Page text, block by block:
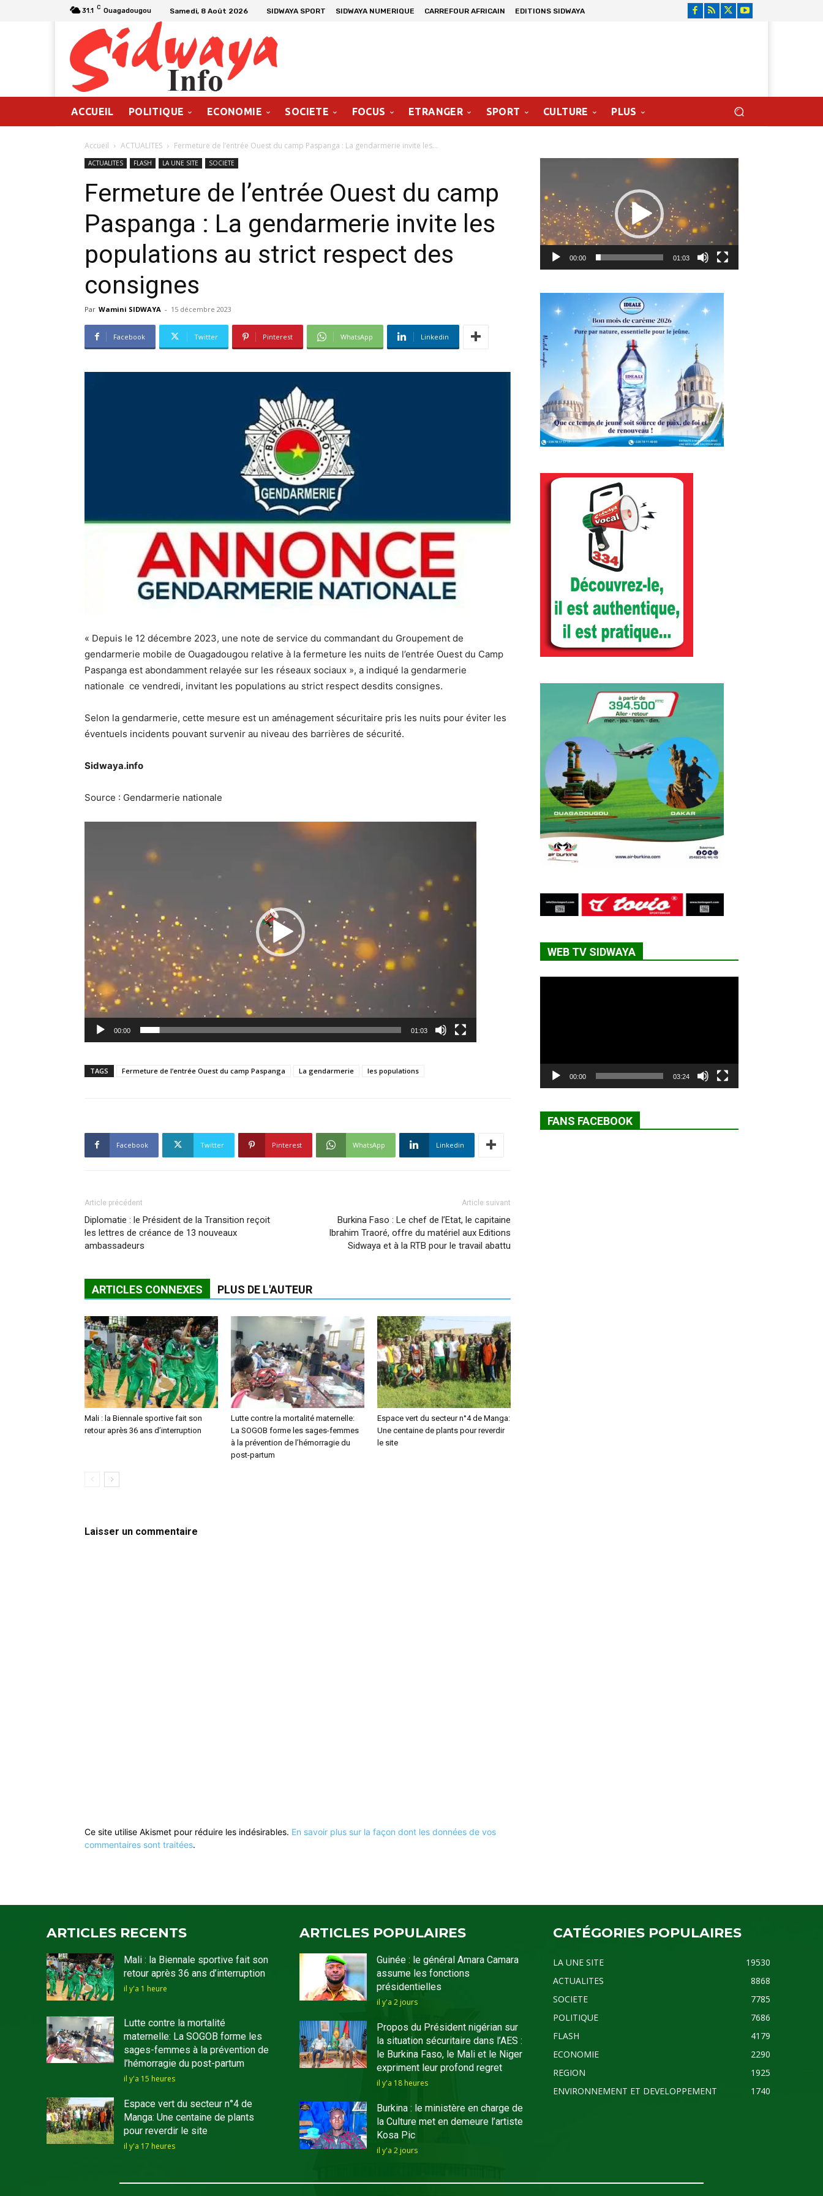
31.1 C Ouagadougou Samedi, 8 Août 2026 SIDWAYA SPORT SIDWAYA NUMERIQUE CARREFOUR AFRICAIN EDITIONS SIDWAYA
ACCUEIL POLITIQUE ECONOMIE SOCIETE FOCUS ETRANGER SPORT CULTURE PLUS
Accueil ACTUALITES Fermeture de l’entrée Ouest du camp Paspanga : La gendarmerie invite les...
ACTUALITES FLASH LA UNE SITE SOCIETE
Fermeture de l’entrée Ouest du camp
Paspanga : La gendarmerie invite les
populations au strict respect des
consignes
Par Wamini SIDWAYA - 15 décembre 2023
Facebook Twitter Pinterest WhatsApp Linkedin
« Depuis le 12 décembre 2023, une note de service du commandant du Groupement de
gendarmerie mobile de Ouagadougou relative à la fermeture les nuits de l’entrée Ouest du Camp
Paspanga est abondamment relayée sur les réseaux sociaux », a indiqué la gendarmerie
nationale ce vendredi, invitant les populations au strict respect desdits consignes.
Selon la gendarmerie, cette mesure est un aménagement sécuritaire pris les nuits pour éviter les
éventuels incidents pouvant survenir au niveau des barrières de sécurité.
Sidwaya.info
Source : Gendarmerie nationale
Lecteur
00:00 01:03
TAGS Fermeture de l’entrée Ouest du camp Paspanga La gendarmerie les populations
Facebook Twitter Pinterest WhatsApp Linkedin
Article précédent
Diplomatie : le Président de la Transition reçoit
les lettres de créance de 13 nouveaux
ambassadeurs
Article suivant
Burkina Faso : Le chef de l’Etat, le capitaine
Ibrahim Traoré, offre du matériel aux Editions
Sidwaya et à la RTB pour le travail abattu
ARTICLES CONNEXES PLUS DE L'AUTEUR
Mali : la Biennale sportive fait son
retour après 36 ans d’interruption
Lutte contre la mortalité maternelle:
La SOGOB forme les sages-femmes
à la prévention de l’hémorragie du
post-partum
Espace vert du secteur n°4 de Manga:
Une centaine de plants pour reverdir
le site
Laisser un commentaire
Ce site utilise Akismet pour réduire les indésirables. En savoir plus sur la façon dont les données de vos
commentaires sont traitées.
00:00 01:03
WEB TV SIDWAYA
00:00 03:24
FANS FACEBOOK
ARTICLES RECENTS
Mali : la Biennale sportive fait son
retour après 36 ans d’interruption
il y'a 1 heure
Lutte contre la mortalité
maternelle: La SOGOB forme les
sages-femmes à la prévention de
l’hémorragie du post-partum
il y'a 15 heures
Espace vert du secteur n°4 de
Manga: Une centaine de plants
pour reverdir le site
il y'a 17 heures
ARTICLES POPULAIRES
Guinée : le général Amara Camara
assume les fonctions
présidentielles
il y'a 2 jours
Propos du Président nigérian sur
la situation sécuritaire dans l’AES :
le Burkina Faso, le Mali et le Niger
expriment leur profond regret
il y'a 18 heures
Burkina : le ministère en charge de
la Culture met en demeure l’artiste
Kosa Pic
il y'a 2 jours
CATÉGORIES POPULAIRES
LA UNE SITE
19530
ACTUALITES
8868
SOCIETE
7785
POLITIQUE
7686
FLASH
4179
ECONOMIE
2290
REGION
1925
ENVIRONNEMENT ET DEVELOPPEMENT
1740